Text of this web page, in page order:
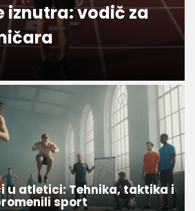
iznutra: vodič za
u atletici: Tehnika, taktika i
sport